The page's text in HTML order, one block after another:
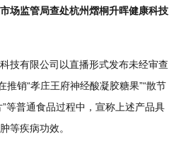
监管局查处杭州熠桐升晖健康科技
有限公司以直播形式发布未经审查
推销“孝庄王府神经酸凝胶糖果”“散节
等普通食品过程中，宣称上述产品具
等疾病功效。